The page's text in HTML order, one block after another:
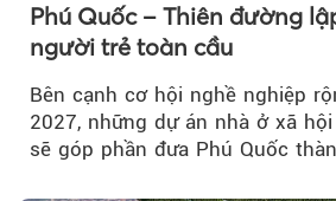
Phú Quốc – Thiên đường
người trẻ toàn cầu
Bên cạnh cơ hội nghề nghiệp
2027, những dự án nhà ở xã
sẽ góp phần đưa Phú Quốc